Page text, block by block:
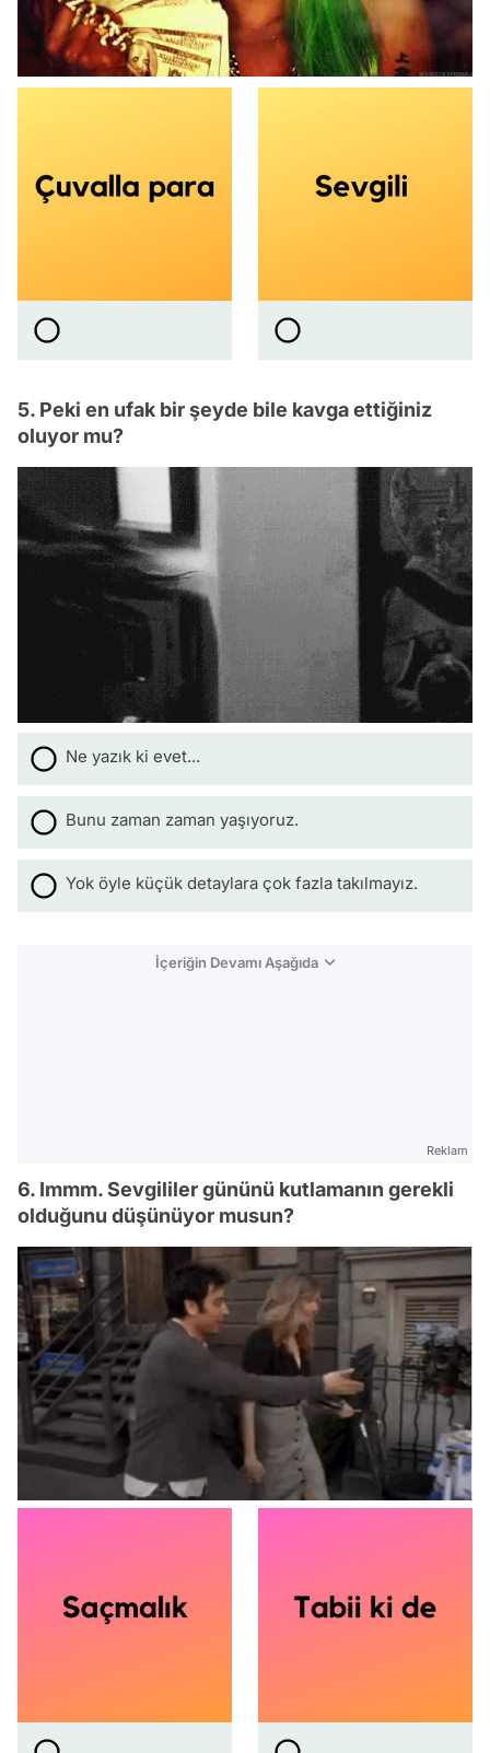
5. Peki en ufak bir şeyde bile kavga ettiğiniz
oluyor mu?
Ne yazık ki evet...
Bunu zaman zaman yaşıyoruz.
Yok öyle küçük detaylara çok fazla takılmayız.
İçeriğin Devamı Aşağıda
Reklam
6. Immm. Sevgililer gününü kutlamanın gerekli
olduğunu düşünüyor musun?